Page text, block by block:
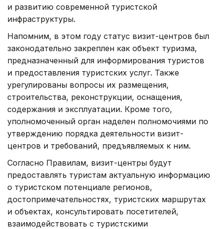
и развитию современной туристской
инфраструктуры.
Напомним, в этом году статус визит-центров был
законодательно закреплен как объект туризма,
предназначенный для информирования туристов
и предоставления туристских услуг. Также
урегулированы вопросы их размещения,
строительства, реконструкции, оснащения,
содержания и эксплуатации. Кроме того,
уполномоченный орган наделен полномочиями по
утверждению порядка деятельности визит-
центров и требований, предъявляемых к ним.
Согласно Правилам, визит-центры будут
предоставлять туристам актуальную информацию
о туристском потенциале регионов,
достопримечательностях, туристских маршрутах
и объектах, консультировать посетителей,
взаимодействовать с туристскими